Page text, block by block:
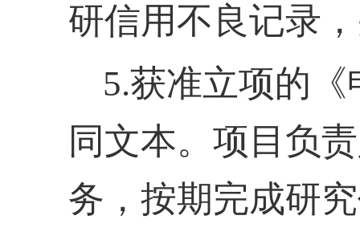
研信用不良记录
5.获准立项的
同文本。项目负
务，按期完成研